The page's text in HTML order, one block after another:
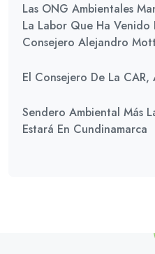
Las ONG Ambientales
La Labor Que Ha Venido
Consejero Alejandro
El Consejero De La
Sendero Ambiental Más
Estará En Cundinamarca